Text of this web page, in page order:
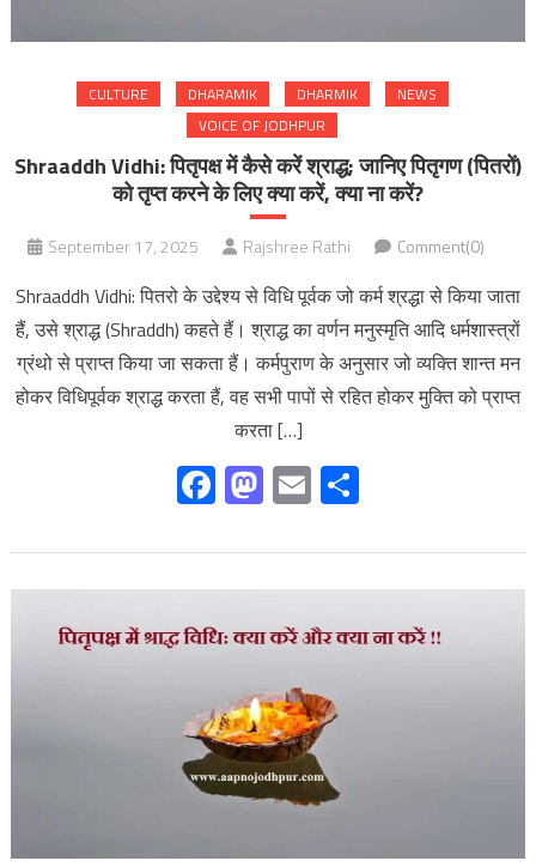
CULTURE DHARAMIK DHARMIK
NEWS
VOICE OF JODHPUR
Shraaddh Vidhi: पितृपक्ष में कैसे करें श्राद्ध; जानिए पितृगण (पितरों)
को तृप्त करने के लिए क्या करें, क्या ना करें?
September 17, 2025 Rajshree Rathi Comment(0)
Shraaddh Vidhi: पितरो के उद्देश्य से विधि पूर्वक जो कर्म श्रद्धा से किया जाता
हैं, उसे श्राद्ध (Shraddh) कहते हैं। श्राद्ध का वर्णन मनुस्मृति आदि धर्मशास्त्रों
ग्रंथो से प्राप्त किया जा सकता हैं। कर्मपुराण के अनुसार जो व्यक्ति शान्त मन
होकर विधिपूर्वक श्राद्ध करता हैं, वह सभी पापों से रहित होकर मुक्ति को प्राप्त
करता […]
Facebook
Mastodon
Email